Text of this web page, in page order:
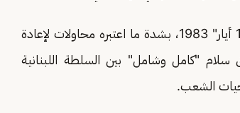
وانتقد الحزب، في بيان رسمي في الذكرى الثالثة والأربعين لاتفاق "17 أيار" 1983، بشدة ما اعتبره محاولات لإعادة
سلام "كامل وشامل" بين السلطة اللبنانية
الشعب.